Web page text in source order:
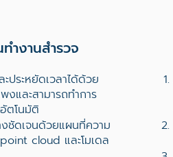
ำงานสำรวจ
ประหยัดเวลาได้ด้วย
งและสามารถทำการ
ตโนมัติ
ชัดเจนด้วยแผนที่ความ
cloud และโมเดล